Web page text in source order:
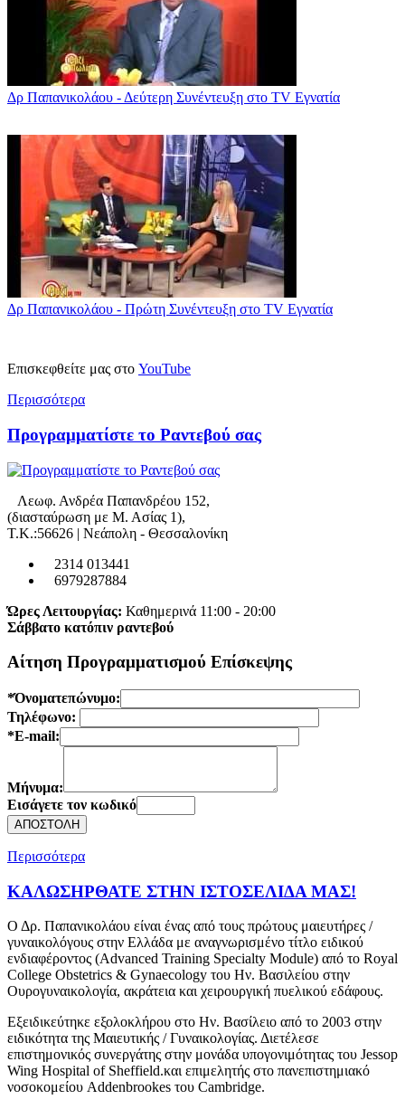
Δρ Παπανικολάου - Δεύτερη Συνέντευξη στο TV Εγνατία
Δρ Παπανικολάου - Πρώτη Συνέντευξη στο TV Εγνατία
Επισκεφθείτε μας στο YouTube
Περισσότερα
Προγραμματίστε το Ραντεβού σας
Λεωφ. Ανδρέα Παπανδρέου 152,
(διασταύρωση με Μ. Ασίας 1),
Τ.Κ.:56626 | Νεάπολη - Θεσσαλονίκη
2314 013441
6979287884
Ώρες Λειτουργίας: Καθημερινά 11:00 - 20:00
Σάββατο κατόπιν ραντεβού
Αίτηση Προγραμματισμού Επίσκεψης
*Όνοματεπώνυμο:
Τηλέφωνο:
*E-mail:
Μήνυμα:
Εισάγετε τον κωδικό
Περισσότερα
ΚΑΛΩΣΗΡΘΑΤΕ ΣΤΗΝ ΙΣΤΟΣΕΛΙΔΑ ΜΑΣ!
Ο Δρ. Παπανικολάου είναι ένας από τους πρώτους μαιευτήρες /
γυναικολόγους στην Ελλάδα με αναγνωρισμένο τίτλο ειδικού
ενδιαφέροντος (Advanced Training Specialty Module) από το Royal
College Obstetrics & Gynaecology του Ην. Βασιλείου στην
Ουρογυναικολογία, ακράτεια και χειρουργική πυελικού εδάφους.
Εξειδικεύτηκε εξολοκλήρου στο Ην. Βασίλειο από το 2003 στην
ειδικότητα της Μαιευτικής / Γυναικολογίας. Διετέλεσε
επιστημονικός συνεργάτης στην μονάδα υπογονιμότητας του Jessop
Wing Hospital of Sheffield.και επιμελητής στο πανεπιστημιακό
νοσοκομείου Addenbrookes του Cambridge.